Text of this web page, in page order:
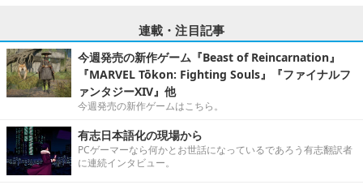
連載・注目記事
今週発売の新作ゲーム『Beast of Reincarnation』
『MARVEL Tōkon: Fighting Souls』『ファイナルフ
ァンタジーXIV』他
今週発売の新作ゲームはこちら。
有志日本語化の現場から
PCゲーマーなら何かとお世話になっているであろう有志翻訳者
に連続インタビュー。